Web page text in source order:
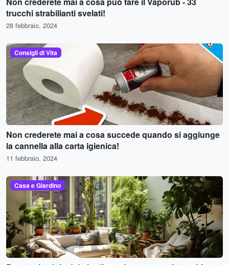
trucchi strabilianti svelati!
28 febbraio, 2024
Consigli di Vita
Non crederete mai a cosa succede quando si aggiunge
la cannella alla carta igienica!
11 febbraio, 2024
Casa e Giardino